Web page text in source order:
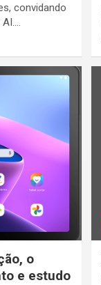
convidando
o
e estudo